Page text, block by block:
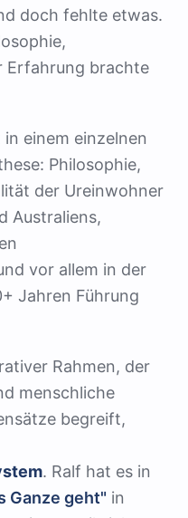
doch fehlte etwas.
Erfahrung brachte
einem einzelnen
Philosophie,
der Ureinwohner
Australiens,
vor allem in der
Jahren Führung
Rahmen, der
menschliche
begreift,
. Ralf hat es in
Ganze geht" in